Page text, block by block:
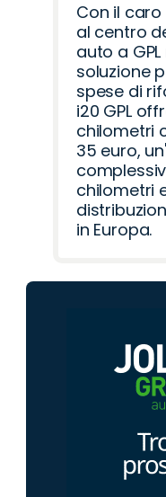
Con il
al centro
auto a
soluzione
spese di
i20 GPL
chilometri
35 euro,
chilometri
in Europa.